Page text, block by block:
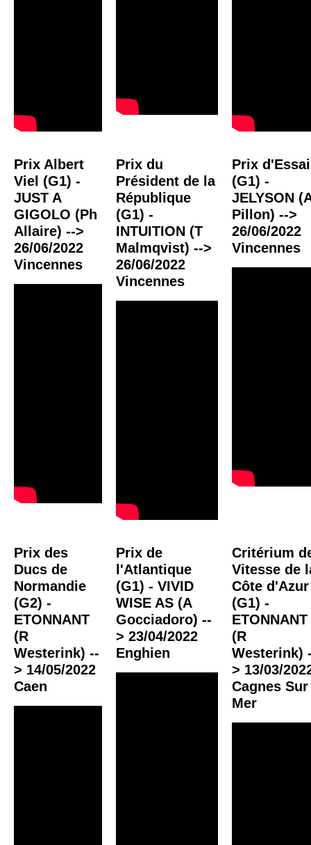
Prix Albert
Viel (G1) -
JUST A
GIGOLO (Ph
Allaire) -->
26/06/2022
Vincennes
Prix du
Président de la
République
(G1) -
INTUITION (T
Malmqvist) -->
26/06/2022
Vincennes
Prix d'Essai
(G1) -
JELYSON
Pillon) -->
26/06/2022
Vincennes
Prix des
Ducs de
Normandie
(G2) -
ETONNANT
(R
Westerink) --
> 14/05/2022
Caen
Prix de
l'Atlantique
(G1) - VIVID
WISE AS (A
Gocciadoro) --
> 23/04/2022
Enghien
Critérium
Vitesse de
Côte d'Azur
(G1) -
ETONNANT
(R
Westerink)
> 13/03/
Cagnes Sur
Mer